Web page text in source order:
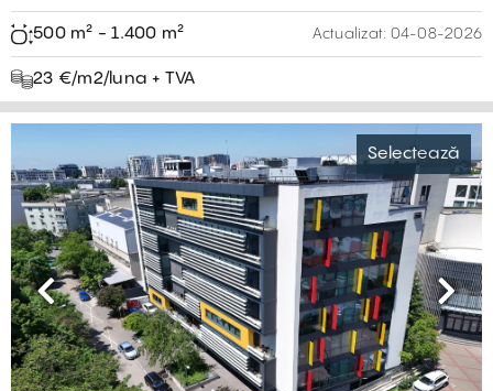
500 m² - 1.400 m² Actualizat: 04-08-2026
23 €/m2/luna + TVA
Selectează
Previous Next